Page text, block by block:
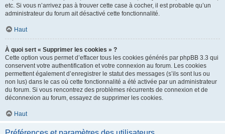
etc. Si vous n’arrivez pas à trouver cette case à cocher, il est probable qu’un
administrateur du forum ait désactivé cette fonctionnalité.
Haut
À quoi sert « Supprimer les cookies » ?
Cette option vous permet d’effacer tous les cookies générés par phpBB 3.3 qui
conservent votre authentification et votre connexion au forum. Les cookies
permettent également d’enregistrer le statut des messages (s’ils sont lus ou
non lus) dans le cas où cette fonctionnalité a été activée par un administrateur
du forum. Si vous rencontrez des problèmes récurrents de connexion et de
déconnexion au forum, essayez de supprimer les cookies.
Haut